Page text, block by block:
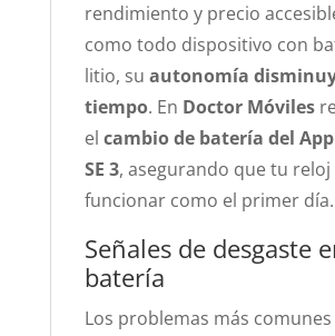
rendimiento y precio
como todo dispositivo con
litio, su autonomía
tiempo. En Doctor Móviles
el cambio de batería del
SE 3, asegurando que tu reloj
funcionar como el primer día.
Señales de desgaste
batería
Los problemas más